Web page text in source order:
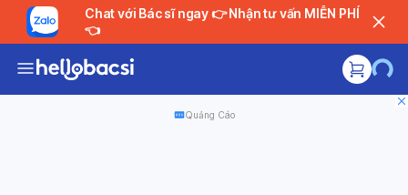
Chat với Bác sĩ ngay 👉 Nhận tư vấn MIỄN PHÍ
👈
Quảng Cáo